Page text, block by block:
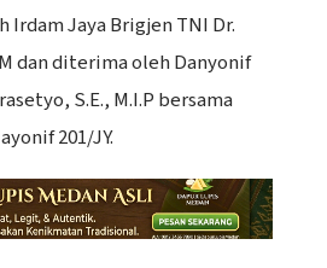
Jaya Brigjen TNI Dr.
dan diterima oleh Danyonif
S.E., M.I.P bersama
201/JY.